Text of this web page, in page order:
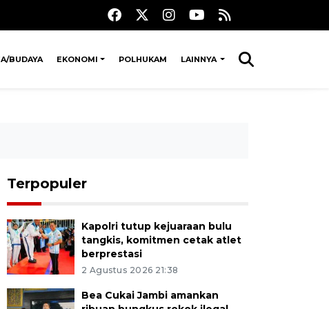
BUDAYA EKONOMI POLHUKAM LAINNYA
Terpopuler
Kapolri tutup kejuaraan bulu
tangkis, komitmen cetak atlet
berprestasi
2 Agustus 2026 21:38
Bea Cukai Jambi amankan